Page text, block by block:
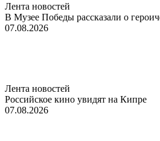
Лента новостей
В Музее Победы рассказали о
07.08.2026
Лента новостей
Российское кино увидят на Кипре
07.08.2026